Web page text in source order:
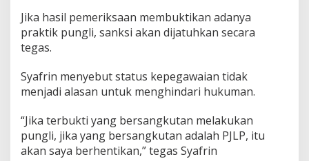
T
e
k
t
P
n
g
Jika hasil pemeriksaan membuktikan adanya
praktik pungli, sanksi akan dijatuhkan secara
tegas.
Syafrin menyebut status kepegawaian tidak
menjadi alasan untuk menghindari hukuman.
“Jika terbukti yang bersangkutan melakukan
pungli, jika yang bersangkutan adalah PJLP, itu
akan saya berhentikan,” tegas Syafrin